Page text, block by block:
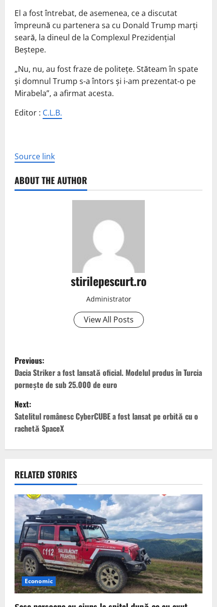
El a fost întrebat, de asemenea, ce a discutat
împreună cu partenera sa cu Donald Trump marţi
seară, la dineul de la Complexul Prezidenţial
Beştepe.
„Nu, nu, au fost fraze de politeţe. Stăteam în spate
şi domnul Trump s-a întors şi i-am prezentat-o pe
Mirabela”, a afirmat acesta.
Editor : C.L.B.
Source link
ABOUT THE AUTHOR
stirilepescurt.ro
Administrator
View All Posts
P
o
s
t
n
v
i
g
a
t
i
o
Previous:
Dacia Striker a fost lansată oficial. Modelul produs în Turcia
pornește de sub 25.000 de euro
Next:
Satelitul românesc CyberCUBE a fost lansat pe orbită cu o
rachetă SpaceX
RELATED STORIES
Economic